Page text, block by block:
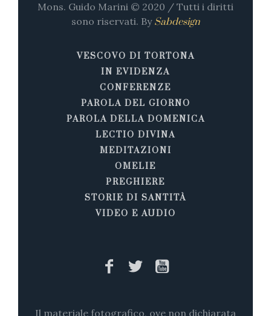
Mons. Guido Marini © 2020 / Tutti i diritti
sono riservati. By Sabdesign
VESCOVO DI TORTONA
IN EVIDENZA
CONFERENZE
PAROLA DEL GIORNO
PAROLA DELLA DOMENICA
LECTIO DIVINA
MEDITAZIONI
OMELIE
PREGHIERE
STORIE DI SANTITÀ
VIDEO E AUDIO
Il materiale fotografico, ove non dichiarata